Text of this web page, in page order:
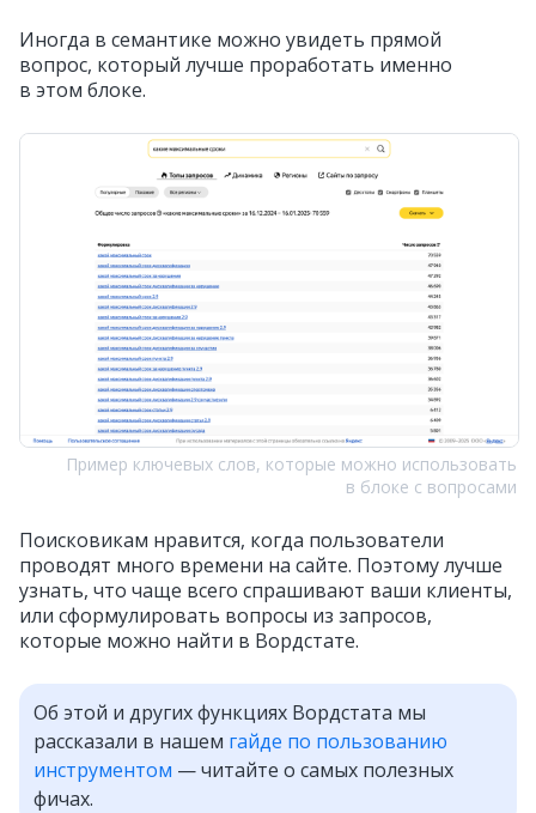
Иногда в семантике можно увидеть прямой
вопрос, который лучше проработать именно
в этом блоке.
Пример ключевых слов, которые можно использовать
в блоке с вопросами
Поисковикам нравится, когда пользователи
проводят много времени на сайте. Поэтому лучше
узнать, что чаще всего спрашивают ваши клиенты,
или сформулировать вопросы из запросов,
которые можно найти в Вордстате.
Об этой и других функциях Вордстата мы
рассказали в нашем гайде по пользованию
инструментом — читайте о самых полезных
фичах.